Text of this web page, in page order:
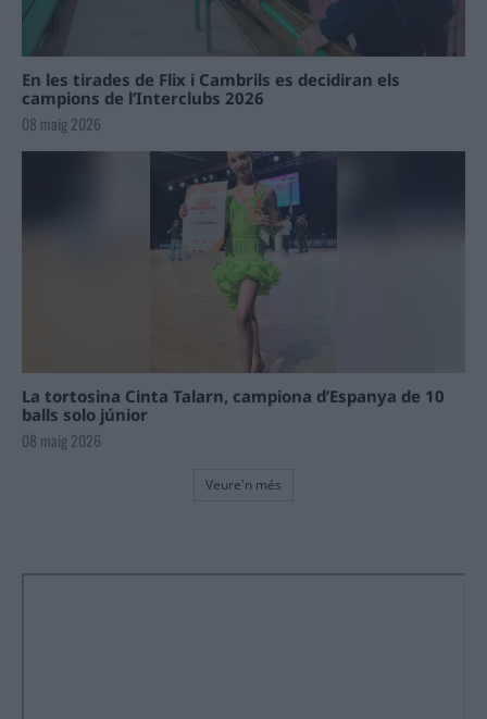
En les tirades de Flix i Cambrils es decidiran els
campions de l’Interclubs 2026
08 maig 2026
La tortosina Cinta Talarn, campiona d’Espanya de 10
balls solo júnior
08 maig 2026
Veure'n més